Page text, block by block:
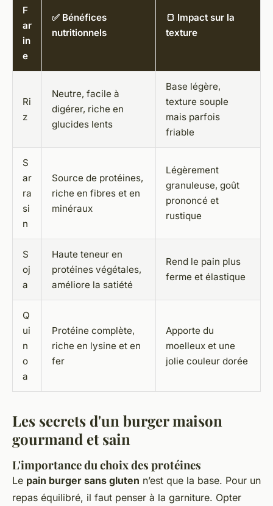
F
ar
in
e
✅ Bénéfices
nutritionnels
🍞 Impact sur la
texture
Ri
z
Neutre, facile à
digérer, riche en
glucides lents
Base légère,
texture souple
mais parfois
friable
S
ar
ra
si
n
Source de protéines,
riche en fibres et en
minéraux
Légèrement
granuleuse, goût
prononcé et
rustique
S
oj
a
Haute teneur en
protéines végétales,
améliore la satiété
Rend le pain plus
ferme et élastique
Q
ui
n
o
a
Protéine complète,
riche en lysine et en
fer
Apporte du
moelleux et une
jolie couleur dorée
Les secrets d'un burger maison
gourmand et sain
L'importance du choix des protéines
Le pain burger sans gluten n’est que la base. Pour un
repas équilibré, il faut penser à la garniture. Opter